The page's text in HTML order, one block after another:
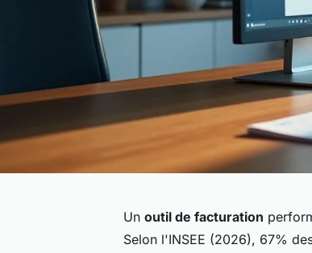
Un outil de facturation
Selon l'INSEE (2026), 67%